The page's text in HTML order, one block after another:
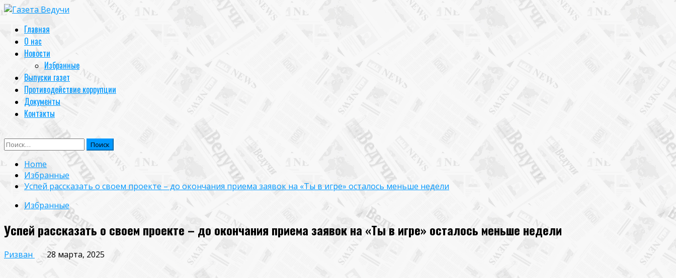
Skip
content
Primary
Menu
Главная
О нас
Новости
Избранные
Выпуски газет
Противодействие коррупции
Документы
Контакты
Найти:
Home
Избранные
Успей рассказать о своем проекте – до окончания приема заявок на «Ты в игре» осталось меньше недели
Избранные
Успей рассказать о своем проекте – до окончания приема заявок на «Ты в игре» осталось меньше недели
Ризван 28 марта, 2025